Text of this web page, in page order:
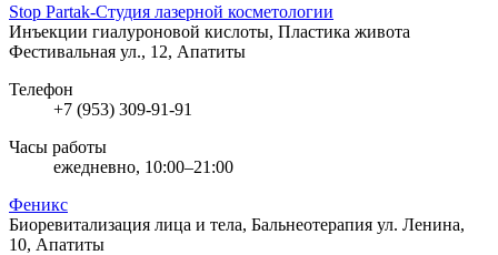
Stop Partak-Студия лазерной косметологии
Инъекции гиалуроновой кислоты, Пластика живота
Фестивальная ул., 12, Апатиты
Телефон
+7 (953) 309-91-91
Часы работы
ежедневно, 10:00–21:00
Феникс
Биоревитализация лица и тела, Бальнеотерапия ул. Ленина,
10, Апатиты